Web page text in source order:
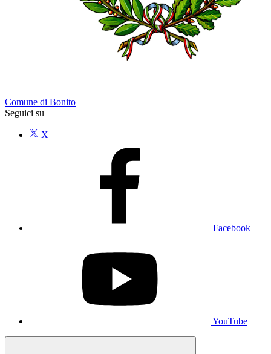
Comune di Bonito
Seguici su
X
Facebook
YouTube